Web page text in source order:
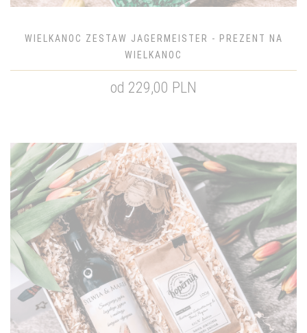
WIELKANOC ZESTAW JAGERMEISTER - PREZENT NA
WIELKANOC
od 229,00 PLN